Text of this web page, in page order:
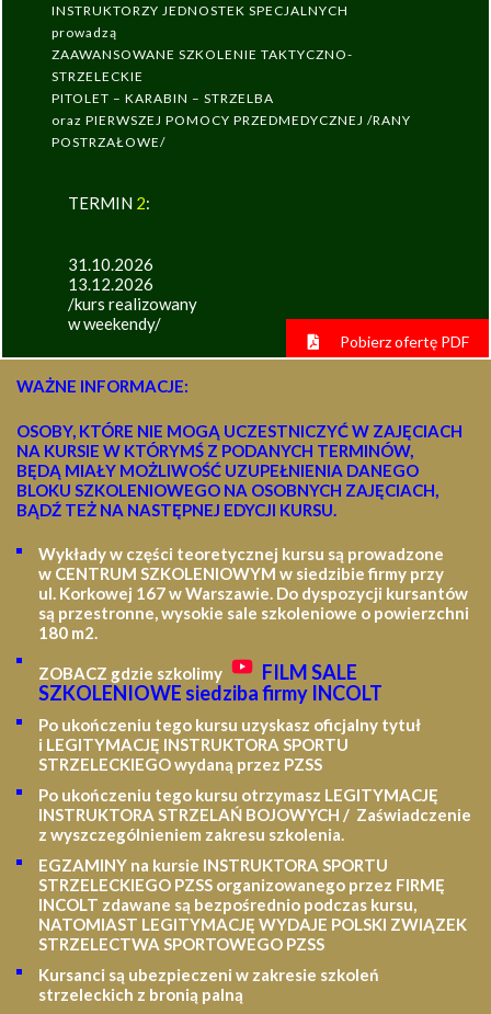
INSTRUKTORZY JEDNOSTEK SPECJALNYCH
prowadzą
ZAAWANSOWANE SZKOLENIE TAKTYCZNO-
STRZELECKIE
PITOLET – KARABIN – STRZELBA
oraz PIERWSZEJ POMOCY PRZEDMEDYCZNEJ /RANY
POSTRZAŁOWE/
TERMIN 2:
31.10.2026
13.12.2026
/kurs realizowany
w weekendy/
Pobierz ofertę PDF
WAŻNE INFORMACJE:
OSOBY, KTÓRE NIE MOGĄ UCZESTNICZYĆ W ZAJĘCIACH
NA KURSIE W KTÓRYMŚ Z PODANYCH TERMINÓW,
BĘDĄ MIAŁY MOŻLIWOŚĆ UZUPEŁNIENIA DANEGO
BLOKU SZKOLENIOWEGO NA OSOBNYCH ZAJĘCIACH,
BĄDŹ TEŻ NA NASTĘPNEJ EDYCJI KURSU.
Wykłady w części teoretycznej kursu są prowadzone
w CENTRUM SZKOLENIOWYM w siedzibie firmy przy
ul. Korkowej 167 w Warszawie. Do dyspozycji kursantów
są przestronne, wysokie sale szkoleniowe o powierzchni
180 m2.
ZOBACZ gdzie szkolimy
FILM SALE
SZKOLENIOWE siedziba firmy INCOLT
Po ukończeniu tego kursu uzyskasz oficjalny tytuł
i LEGITYMACJĘ INSTRUKTORA SPORTU
STRZELECKIEGO wydaną przez PZSS
Po ukończeniu tego kursu otrzymasz LEGITYMACJĘ
INSTRUKTORA STRZELAŃ BOJOWYCH / Zaświadczenie
z wyszczególnieniem zakresu szkolenia.
EGZAMINY na kursie INSTRUKTORA SPORTU
STRZELECKIEGO PZSS organizowanego przez FIRMĘ
INCOLT zdawane są bezpośrednio podczas kursu,
NATOMIAST LEGITYMACJĘ WYDAJE POLSKI ZWIĄZEK
STRZELECTWA SPORTOWEGO PZSS
Kursanci są ubezpieczeni w zakresie szkoleń
strzeleckich z bronią palną